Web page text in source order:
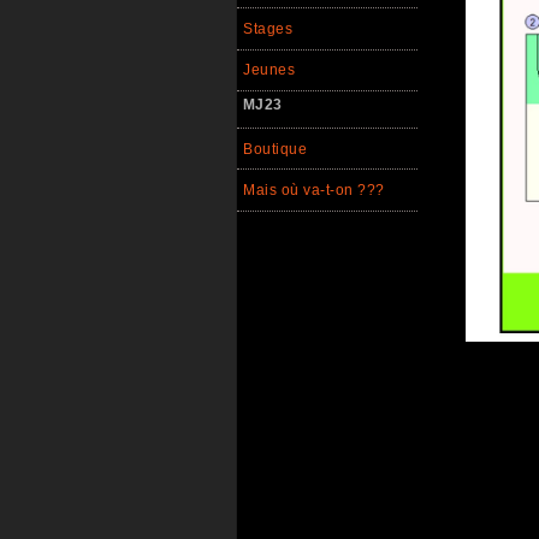
Stages
Jeunes
MJ23
Boutique
Mais où va-t-on ???